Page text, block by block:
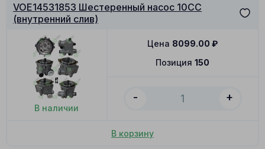
VOE14531853 Шестеренный насос 10CC
(внутренний слив)
В наличии
Позиция 150
Цена 8099.00 ₽
- +
В корзину